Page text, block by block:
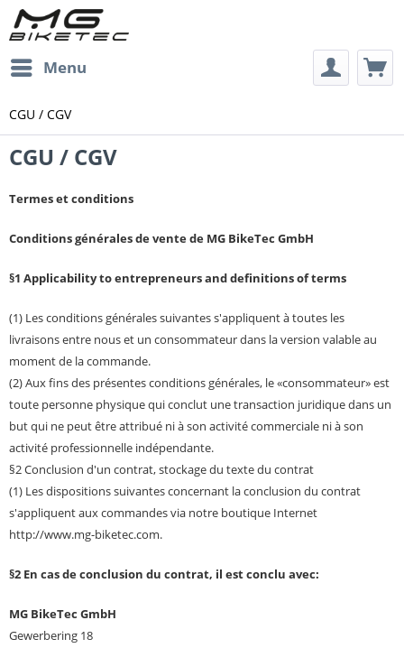
Menu
CGU / CGV
CGU / CGV
Termes et conditions
Conditions générales de vente de MG BikeTec GmbH
§1 Applicability to entrepreneurs and definitions of terms
(1) Les conditions générales suivantes s'appliquent à toutes les
livraisons entre nous et un consommateur dans la version valable au
moment de la commande.
(2) Aux fins des présentes conditions générales, le «consommateur» est
toute personne physique qui conclut une transaction juridique dans un
but qui ne peut être attribué ni à son activité commerciale ni à son
activité professionnelle indépendante.
§2 Conclusion d'un contrat, stockage du texte du contrat
(1) Les dispositions suivantes concernant la conclusion du contrat
s'appliquent aux commandes via notre boutique Internet
http://www.mg-biketec.com.
§2 En cas de conclusion du contrat, il est conclu avec:
MG BikeTec GmbH
Gewerbering 18